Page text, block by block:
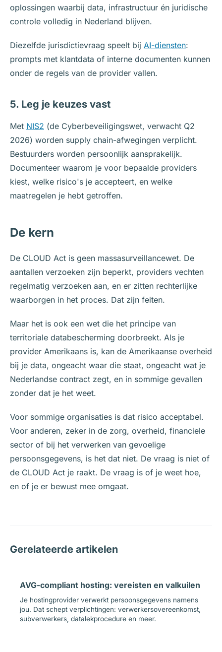
oplossingen waarbij data, infrastructuur én juridische
controle volledig in Nederland blijven.
Diezelfde jurisdictievraag speelt bij AI-diensten:
prompts met klantdata of interne documenten kunnen
onder de regels van de provider vallen.
5. Leg je keuzes vast
Met NIS2 (de Cyberbeveiligingswet, verwacht Q2
2026) worden supply chain-afwegingen verplicht.
Bestuurders worden persoonlijk aansprakelijk.
Documenteer waarom je voor bepaalde providers
kiest, welke risico's je accepteert, en welke
maatregelen je hebt getroffen.
De kern
De CLOUD Act is geen massasurveillancewet. De
aantallen verzoeken zijn beperkt, providers vechten
regelmatig verzoeken aan, en er zitten rechterlijke
waarborgen in het proces. Dat zijn feiten.
Maar het is ook een wet die het principe van
territoriale databescherming doorbreekt. Als je
provider Amerikaans is, kan de Amerikaanse overheid
bij je data, ongeacht waar die staat, ongeacht wat je
Nederlandse contract zegt, en in sommige gevallen
zonder dat je het weet.
Voor sommige organisaties is dat risico acceptabel.
Voor anderen, zeker in de zorg, overheid, financiele
sector of bij het verwerken van gevoelige
persoonsgegevens, is het dat niet. De vraag is niet of
de CLOUD Act je raakt. De vraag is of je weet hoe,
en of je er bewust mee omgaat.
Gerelateerde artikelen
AVG-compliant hosting: vereisten en valkuilen
Je hostingprovider verwerkt persoonsgegevens namens
jou. Dat schept verplichtingen: verwerkersovereenkomst,
subverwerkers, datalekprocedure en meer.